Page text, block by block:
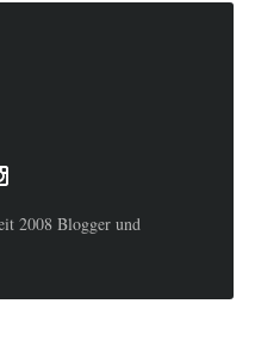
2008 Blogger und